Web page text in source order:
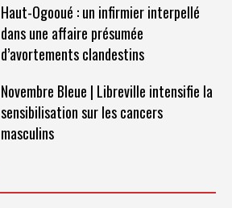
Haut-Ogooué : un infirmier interpellé
dans une affaire présumée
d’avortements clandestins
Novembre Bleue | Libreville intensifie la
sensibilisation sur les cancers
masculins